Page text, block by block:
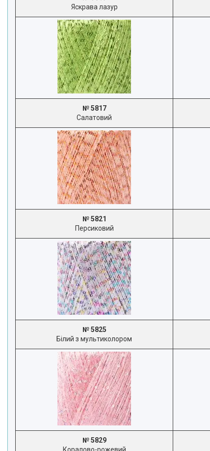
Яскрава лазур
№ 5817
Салатовий
№ 5821
Персиковий
№ 5825
Білий з мультиколором
№ 5829